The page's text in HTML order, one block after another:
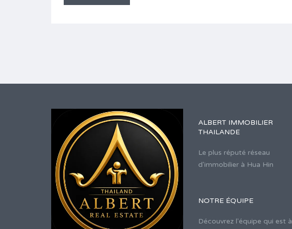
ALBERT IMMOBILIER
THAILANDE
Le plus réputé réseau
d'immobilier à Hua Hin
NOTRE ÉQUIPE
Découvrez l'équipe qui est à